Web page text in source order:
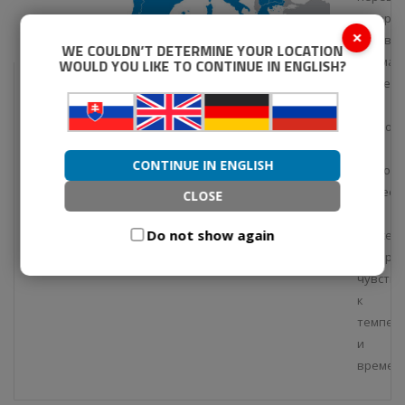
также
к
и
×
WE COULDN’T DETERMINE YOUR LOCATION
WOULD YOU LIKE TO CONTINUE IN ENGLISH?
CONTINUE IN ENGLISH
CLOSE
Do not show again